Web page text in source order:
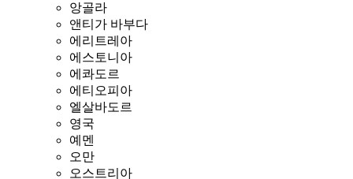
앙골라
앤티가 바부다
에리트레아
에스토니아
에콰도르
에티오피아
엘살바도르
영국
예멘
오만
오스트리아